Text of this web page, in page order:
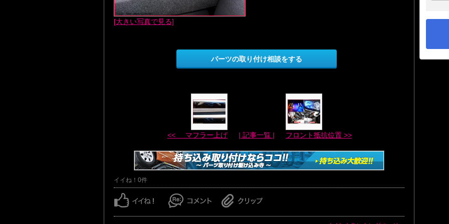
[大きい写真で見る]
パーツの取り付け相談をする
<< マフラー上げ | 記事一覧 | フロント抵抗位置 >>
イイね！0件